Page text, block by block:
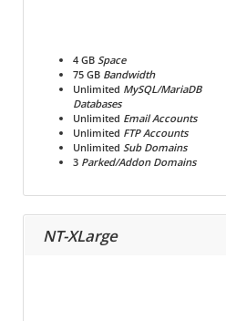
4 GB Space
75 GB Bandwidth
Unlimited MySQL/MariaDB
Databases
Unlimited Email Accounts
Unlimited FTP Accounts
Unlimited Sub Domains
3 Parked/Addon Domains
NT-XLarge